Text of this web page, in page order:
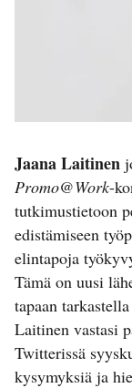
Jaana Laitinen
Promo@Work-
tutkimustietoon
edistämiseen
elintapoja
Tämä on uusi
tapaan
Laitinen vastasi
Twitterissä
kysymyksiä ja